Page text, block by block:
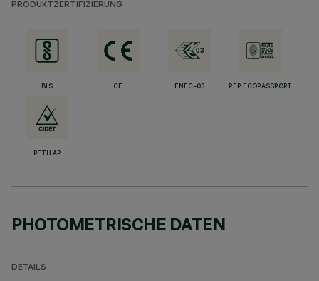
PRODUKTZERTIFIZIERUNG
BIS CE ENEC-03 PEP ECOPASSPORT
RETILAP
PHOTOMETRISCHE DATEN
DETAILS